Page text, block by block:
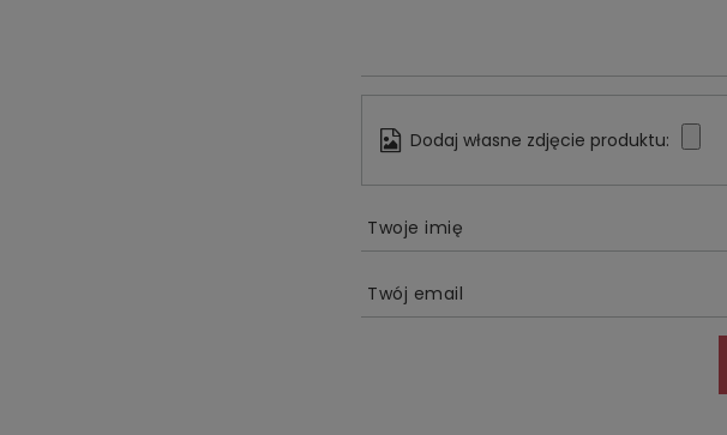
Dodaj własne zdjęcie produktu:
Twoje imię
Twój email